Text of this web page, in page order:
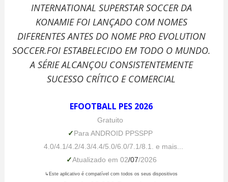
INTERNATIONAL SUPERSTAR SOCCER DA
KONAMIE FOI LANÇADO COM NOMES
DIFERENTES ANTES DO NOME PRO EVOLUTION
SOCCER.FOI ESTABELECIDO EM TODO O MUNDO.
A SÉRIE ALCANÇOU CONSISTENTEMENTE
SUCESSO CRÍTICO E COMERCIAL
EFOOTBALL PES 2026
Gratuito
✓Para ANDROID PPSSPP
4.0/4.1/4.2/4.3/4.4/5.0/6.0/7.1/8.1. e mais...
✓Atualizado em 02/07/2026
↳Este aplicativo é compatível com todos os seus dispositivos